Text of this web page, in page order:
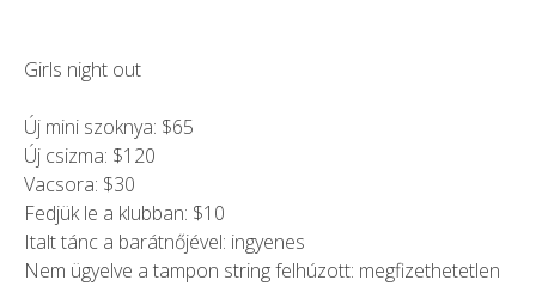
Girls night out
Új mini szoknya: $65
Új csizma: $120
Vacsora: $30
Fedjük le a klubban: $10
Italt tánc a barátnőjével: ingyenes
Nem ügyelve a tampon string felhúzott: megfizethetetlen